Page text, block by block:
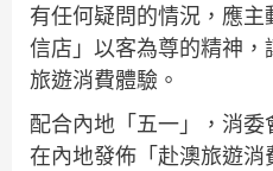
有任何疑問的情況，應
信店」以客為尊的精神
旅遊消費體驗。
配合內地「五一」，消
在內地發佈「赴澳旅遊